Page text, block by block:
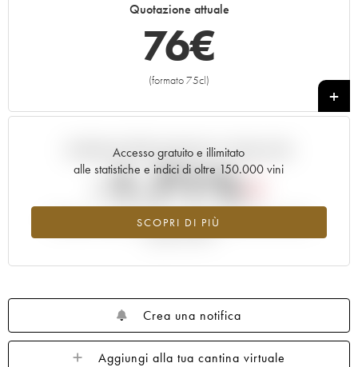
Quotazione attuale
76€
(formato 75cl)
+
Accesso gratuito e illimitato
alle statistiche e indici di oltre 150.000 vini
SCOPRI DI PIÙ
Andamento della quotazione in tempo reale
-1.71%
Tendenza al ribasso per il valore dell'annata 2004 nel 2026
Crea una notifica
Aggiungi alla tua cantina virtuale